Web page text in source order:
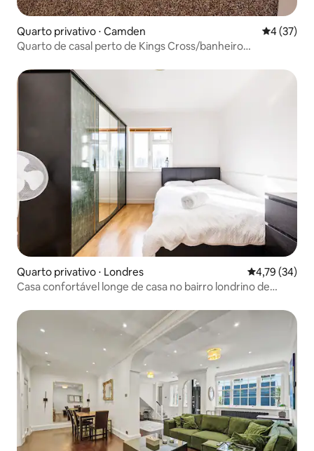
Quarto privativo ⋅ Camden 4 de uma
4 (37)
Quarto de casal perto de Kings Cross/banheiro
Quarto privativo ⋅ Londres 4,79 de uma
4,79 (34)
Casa confortável longe de casa no bairro londrino de